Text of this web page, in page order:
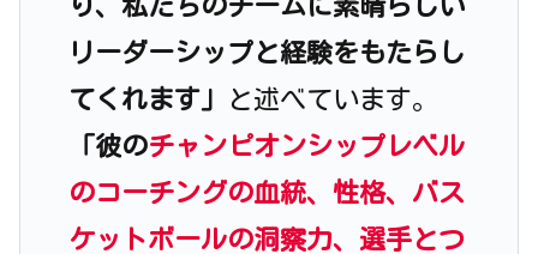
り、私たちのチームに素晴らしい
リーダーシップと経験をもたらし
てくれます」
と述べています。
「彼のチャンピオンシップレベル
のコーチングの血統、性格、バス
ケットボールの洞察力、選手とつ